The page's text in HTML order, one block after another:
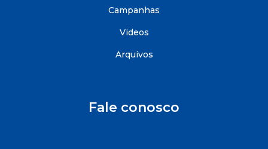
Campanhas
Videos
Arquivos
Fale conosco